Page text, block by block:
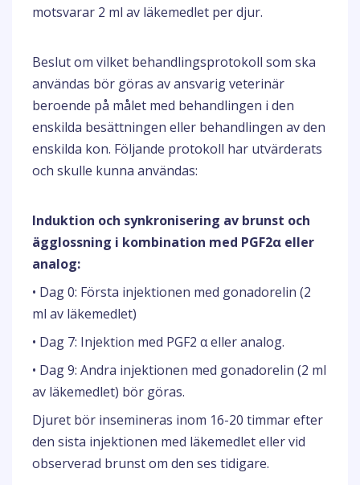
motsvarar 2 ml av läkemedlet per djur.
Beslut om vilket behandlingsprotokoll som ska
användas bör göras av ansvarig veterinär
beroende på målet med behandlingen i den
enskilda besättningen eller behandlingen av den
enskilda kon. Följande protokoll har utvärderats
och skulle kunna användas:
Induktion och synkronisering av brunst och
ägglossning i kombination med PGF2α eller
analog:
• Dag 0: Första injektionen med gonadorelin (2
ml av läkemedlet)
• Dag 7: Injektion med PGF2 α eller analog.
• Dag 9: Andra injektionen med gonadorelin (2 ml
av läkemedlet) bör göras.
Djuret bör insemineras inom 16-20 timmar efter
den sista injektionen med läkemedlet eller vid
observerad brunst om den ses tidigare.